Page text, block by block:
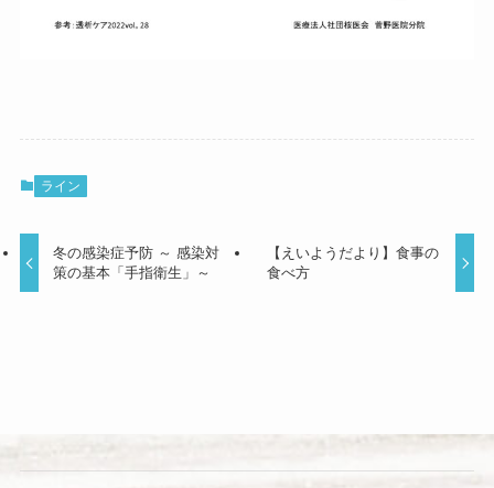
ライン
冬の感染症予防 ～ 感染対
策の基本「手指衛生」～
【えいようだより】食事の
食べ方